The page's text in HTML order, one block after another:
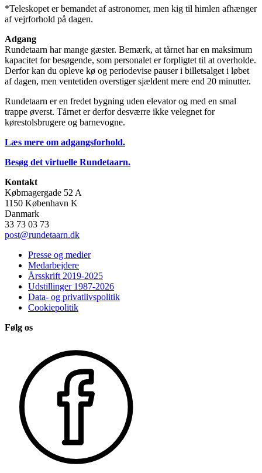
*Teleskopet er bemandet af astronomer, men kig til himlen afhænger
af vejrforhold på dagen.
Adgang
Rundetaarn har mange gæster. Bemærk, at tårnet har en maksimum
kapacitet for besøgende, som personalet er forpligtet til at overholde.
Derfor kan du opleve kø og periodevise pauser i billetsalget i løbet
af dagen, men ventetiden overstiger sjældent mere end 20 minutter.
Rundetaarn er en fredet bygning uden elevator og med en smal
trappe øverst. Tårnet er derfor desværre ikke velegnet for
kørestolsbrugere og barnevogne.
Læs mere om adgangsforhold.
Besøg det virtuelle Rundetaarn.
Kontakt
Købmagergade 52 A
1150 København K
Danmark
33 73 03 73
post@rundetaarn.dk
Presse og medier
Medarbejdere
Årsskrift 2019-2025
Udstillinger 1987-2026
Data- og privatlivspolitik
Cookiepolitik
Følg os